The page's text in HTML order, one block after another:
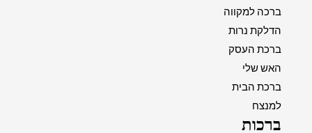
ברכה למקווה
הדלקת נרות
ברכת העסק
האש שלי
ברכת הבית
למנצח
ברכות